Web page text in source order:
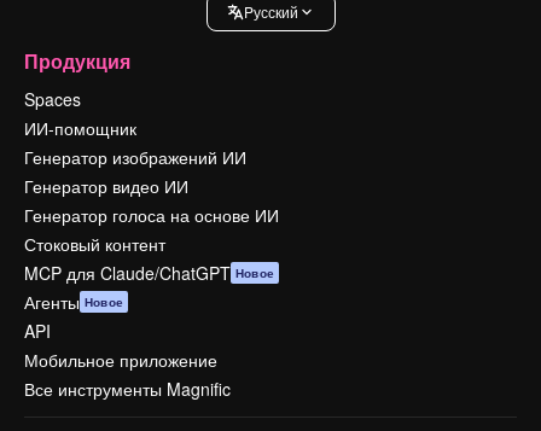
Pусский
Продукция
Spaces
ИИ-помощник
Генератор изображений ИИ
Генератор видео ИИ
Генератор голоса на основе ИИ
Стоковый контент
MCP для Claude/ChatGPT Новое
Агенты Новое
API
Мобильное приложение
Все инструменты Magnific